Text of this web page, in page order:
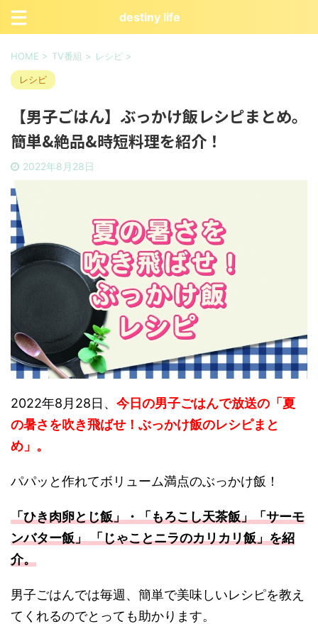
destiny life
HOME > TV番組 > レシピ >
レシピ
【男子ごはん】ぶっかけ飯レシピまとめ。
簡単&絶品&時短料理を紹介！
2022年8月28日
2022年8月28日、 今日の男子ごはんで放送の「夏
の暑さを吹き飛ばせ！ぶっかけ飯のレシピまと
め」。
パパッと作れてボリューム満点のぶっかけ飯！
「ひき肉卵とじ飯」・「もろこし天茶飯」「サーモ
ンバター飯」 「じゃことニラのカリカリ飯」を紹
介。
男子ごはんでは毎週、簡単で美味しいレシピを教え
てくれるのでとっても助かります。